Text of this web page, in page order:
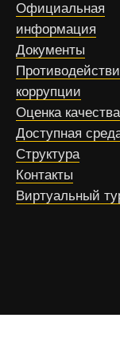
Официальная
информация
Документы
коррупции
Оценка качества
Доступная
Структура
Контакты
Виртуальный